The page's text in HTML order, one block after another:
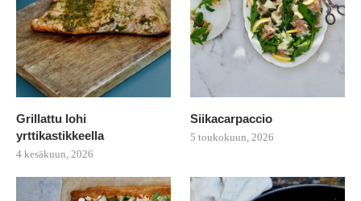
Grillattu lohi
yrttikastikkeella
4 kesäkuun, 2026
Siikacarpaccio
5 toukokuun, 2026